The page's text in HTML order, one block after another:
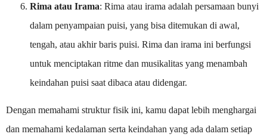
Rima atau Irama: Rima atau irama adalah persamaan bunyi
dalam penyampaian puisi, yang bisa ditemukan di awal,
tengah, atau akhir baris puisi. Rima dan irama ini berfungsi
untuk menciptakan ritme dan musikalitas yang menambah
keindahan puisi saat dibaca atau didengar.
Dengan memahami struktur fisik ini, kamu dapat lebih menghargai
dan memahami kedalaman serta keindahan yang ada dalam setiap